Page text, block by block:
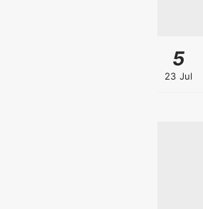
5
23 Jul